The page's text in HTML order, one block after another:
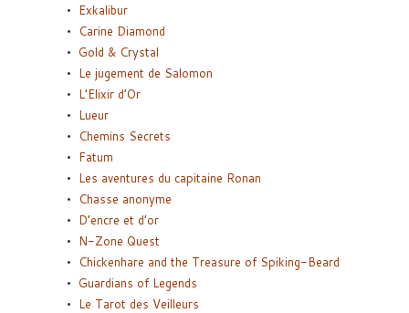
Exkalibur
Carine Diamond
Gold & Crystal
Le jugement de Salomon
L’Elixir d’Or
Lueur
Chemins Secrets
Fatum
Les aventures du capitaine Ronan
Chasse anonyme
D’encre et d’or
N-Zone Quest
Chickenhare and the Treasure of Spiking-Beard
Guardians of Legends
Le Tarot des Veilleurs